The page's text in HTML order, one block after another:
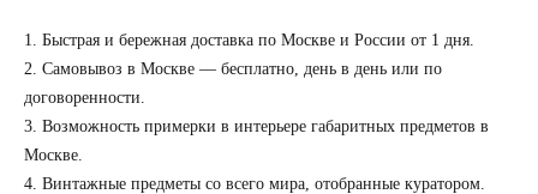
1. Быстрая и бережная доставка по Москве и России от 1 дня.
2. Самовывоз в Москве — бесплатно, день в день или по
договоренности.
3. Возможность примерки в интерьере габаритных предметов в
Москве.
4. Винтажные предметы со всего мира, отобранные куратором.
Посещение только
договоренности